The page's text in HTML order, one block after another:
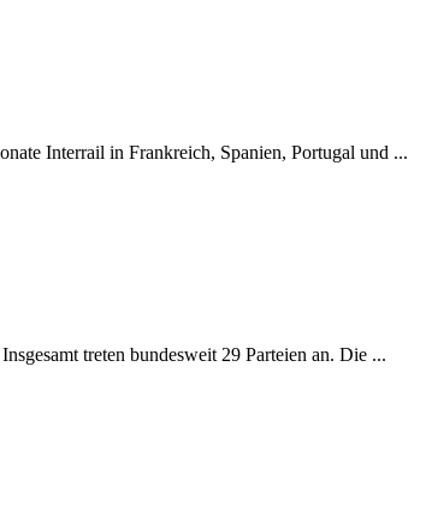
Interrail in Frankreich, Spanien, Portugal und ...
treten bundesweit 29 Parteien an. Die ...